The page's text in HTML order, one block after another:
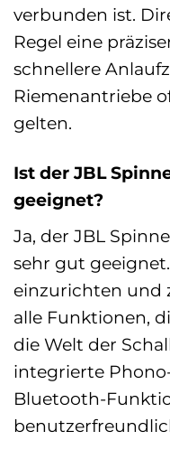
verbunden ist.
Regel eine
schnellere
Riemenantriebe
gelten.
Ist der JBL
geeignet?
Ja, der JBL
sehr gut
einzurichten und
alle Funktionen,
die Welt der
integrierte
Bluetooth-